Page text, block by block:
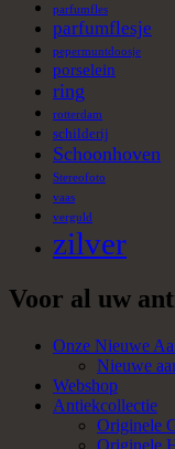
parfumfles
parfumflesje
pepermuntdoosje
porselein
ring
rotterdam
schilderij
Schoonhoven
Stereofoto
vaas
verguld
zilver
Voor al uw
Onze Nieuwe
Nieuwe
Webshop
Antiekcollectie
Originele
Originele